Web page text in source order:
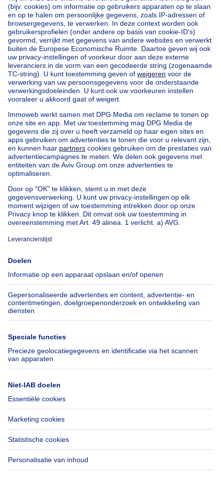
Home België
Brussel (provincie)
Brussel (arrondissement)
Kopen uw huis in Jette
Onze huizen buiten BelgiëHuis te koop Frankrijk
Huis te koop Spanje
Huis te koop Italië
Huis te koop Luxemburg
Huis te koop Nederland
Goedkoop vastgoedGoedkoop huis te koop
Goedkope appartementen te huur
Onze huurwoningen met slaapkamers
Appartement te koop met 3 slaapkamers Oostende
Huis te koop met 3 slaapkamers Stene
Huis te koop met 3 slaapkamers Deurne
Over
Immoweb
Pers
Jobs
Axel Springer Group
SeLoger.com
Immowelt.de
Tools
Belfius
Verzekeringen
Verhuis checklist
Hulp
Veelgestelde vragen
Toegankelijkheid
Contacteer ons
Volg ons
LinkedIn
Immoweb SA © 2026 - Alle rechten voorbehouden
Gebruiksvoorwaarden Cookie instellingen
Privacybeleid
Rangschikking regels